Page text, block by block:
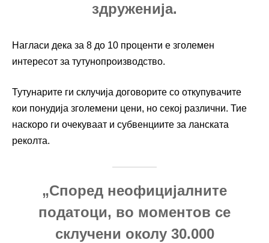
здруженија.
Нагласи дека за 8 до 10 проценти е зголемен
интересот за тутунопроизводство.
Тутунарите ги склучија договорите со откупувачите
кои понудија зголемени цени, но секој различни. Тие
наскоро ги очекуваат и субвенциите за ланската
реколта.
„Според неофицијалните
податоци, во моментов се
склучени околу 30.000